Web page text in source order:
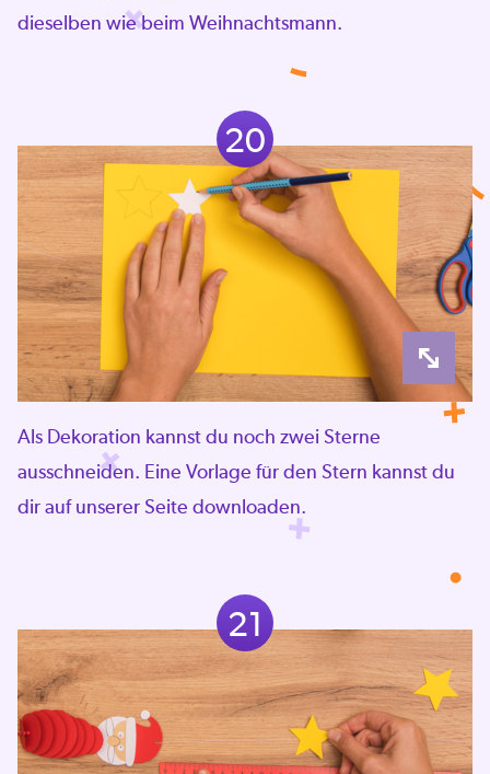
dieselben wie beim Weihnachtsmann.
20
Als Dekoration kannst du noch zwei Sterne
ausschneiden. Eine Vorlage für den Stern kannst du
dir auf unserer Seite downloaden.
21